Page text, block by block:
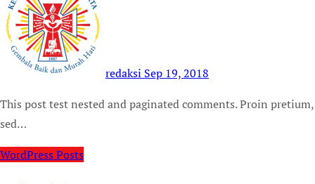
redaksi Sep 19, 2018
This post test nested and paginated comments. Proin pretium, leo ac pellentesque mollis, felis nunc ultrices eros,
sed…
WordPress Posts